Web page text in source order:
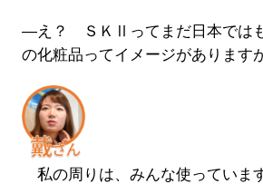
―え？ ＳＫⅡってまだ日本では
の化粧品ってイメージがあります
私の周りは、みんな使っています